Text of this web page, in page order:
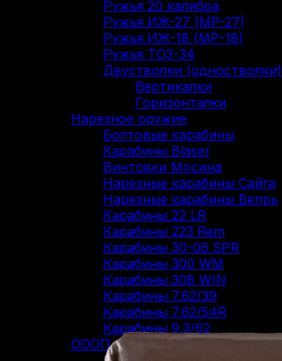
Ружья 20 калибра
Ружья ИЖ-27 (МР-27)
Ружья ИЖ-18 (МР-18)
Ружья ТОЗ-34
Двустволки (одностволки)
Вертикалки
Горизонталки
Нарезное оружие
Болтовые карабины
Карабины Blaser
Винтовки Мосина
Нарезные карабины Сайга
Нарезные карабины Вепрь
Карабины 22 LR
Карабины 223 Rem
Карабины 30-06 SPR
Карабины 300 WM
Карабины 308 WIN
Карабины 7.62/39
Карабины 7.62/54R
Карабины 9.3/62
ОООП и газовое оружие